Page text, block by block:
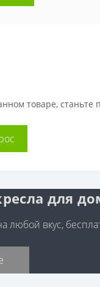
товаре,
для
любой вкус,